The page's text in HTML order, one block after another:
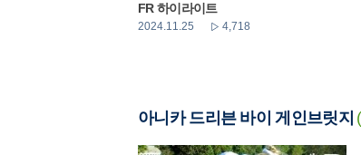
FR 하이라이트
2024.11.25 4,718
아니카 드리븐 바이 게인브릿지